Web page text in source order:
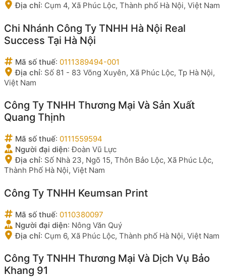
Địa chỉ: Cụm 4, Xã Phúc Lộc, Thành phố Hà Nội, Việt Nam
Chi Nhánh Công Ty TNHH Hà Nội Real
Success Tại Hà Nội
Mã số thuế: 0111389494-001
Địa chỉ: Số 81 - 83 Võng Xuyên, Xã Phúc Lộc, Tp Hà Nội,
Việt Nam
Công Ty TNHH Thương Mại Và Sản Xuất
Quang Thịnh
Mã số thuế: 0111559594
Người đại diện:Đoàn Vũ Lực
Địa chỉ: Số Nhà 23, Ngõ 15, Thôn Bảo Lộc, Xã Phúc Lộc,
Thành Phố Hà Nội, Việt Nam
Công Ty TNHH Keumsan Print
Mã số thuế: 0110380097
Người đại diện: Nông Văn Quý
Địa chỉ: Cụm 6, Xã Phúc Lộc, Thành phố Hà Nội, Việt Nam
Công Ty TNHH Thương Mại Và Dịch Vụ Bảo
Khang 91